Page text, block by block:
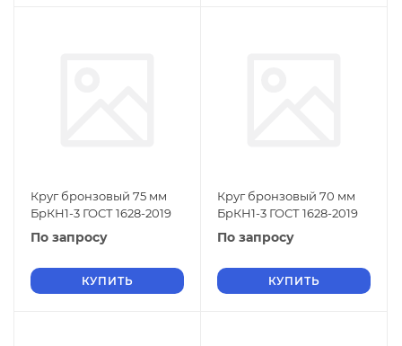
Круг бронзовый 75 мм
БрКН1-3 ГОСТ 1628-2019
По запросу
КУПИТЬ
Круг бронзовый 70 мм
БрКН1-3 ГОСТ 1628-2019
По запросу
КУПИТЬ